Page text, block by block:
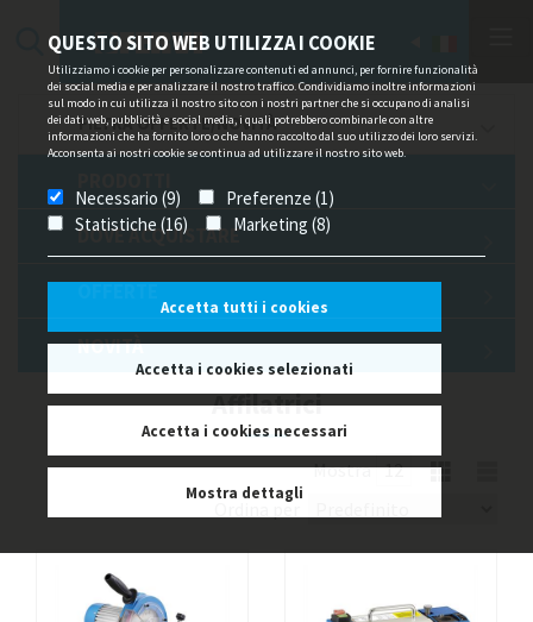
QUESTO SITO WEB UTILIZZA I COOKIE
Utilizziamo i cookie per personalizzare contenuti ed annunci, per fornire funzionalità
dei social media e per analizzare il nostro traffico. Condividiamo inoltre informazioni
sul modo in cui utilizza il nostro sito con i nostri partner che si occupano di analisi
dei dati web, pubblicità e social media, i quali potrebbero combinarle con altre
informazioni che ha fornito loro o che hanno raccolto dal suo utilizzo dei loro servizi.
Acconsenta ai nostri cookie se continua ad utilizzare il nostro sito web.
Necessario (9)
Preferenze (1)
Statistiche (16)
Marketing (8)
Accetta tutti i cookies
Accetta i cookies selezionati
Accetta i cookies necessari
Mostra dettagli
FILTRA OFFERTE/NOVITÀ
DOVE ACQUISTARE
OFFERTE
NOVITÀ
Affilatrici
Mostra
Ordina per